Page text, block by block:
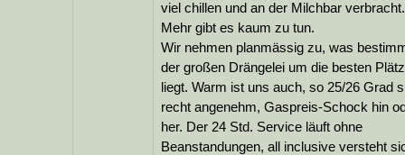
viel chillen und an der Milchbar verbracht.
Mehr gibt es kaum zu tun.
Wir nehmen planmässig zu, was
der großen Drängelei um die besten
liegt. Warm ist uns auch, so 25/26 Grad
recht angenehm, Gaspreis-Schock hin
her. Der 24 Std. Service läuft ohne
Beanstandungen, all inclusive versteht